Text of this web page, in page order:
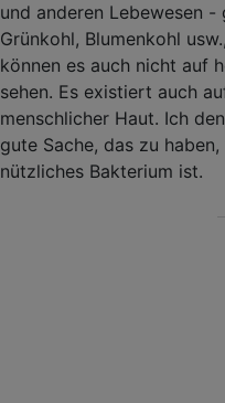
und anderen Lebewesen -
Grünkohl, Blumenkohl
können es auch nicht auf
sehen. Es existiert auch
menschlicher Haut. Ich
gute Sache, das zu
nützliches Bakterium ist.